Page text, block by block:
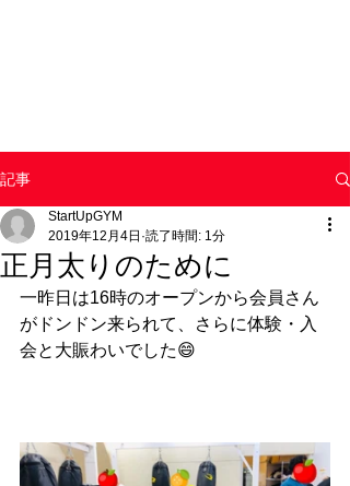
記事
正月太りのために
StartUpGYM
2019年12月4日 読了時間: 1分
一昨日は16時のオープンから会員さん
がドンドン来られて、さらに体験・入
会と大賑わいでした😄